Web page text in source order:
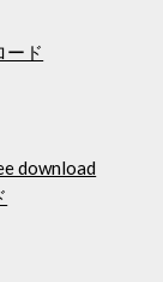
ード
download